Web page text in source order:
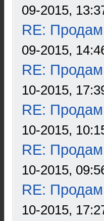
09-2015,
RE:
09-2015,
RE:
10-2015,
RE:
10-2015,
RE:
10-2015,
RE:
10-2015,